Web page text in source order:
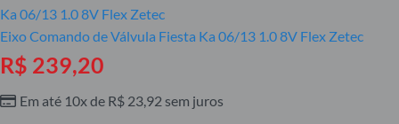
Eixo Comando de Válvula Fiesta Ka 06/13 1.0 8V Flex Zetec
R$ 239,20
Em até 10x de R$ 23,92 sem juros